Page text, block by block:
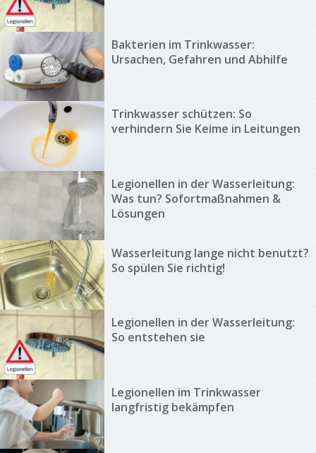
Bakterien im Trinkwasser:
Ursachen, Gefahren und Abhilfe
Trinkwasser schützen: So
verhindern Sie Keime in Leitungen
Legionellen in der Wasserleitung:
Was tun? Sofortmaßnahmen &
Lösungen
Wasserleitung lange nicht benutzt?
So spülen Sie richtig!
Legionellen in der Wasserleitung:
So entstehen sie
Legionellen im Trinkwasser
langfristig bekämpfen